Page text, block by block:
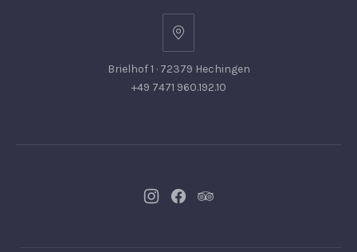
Brielhof 1 · 72379 Hechingen
+49 7471 960.192.10
NeuesNeuesNeues